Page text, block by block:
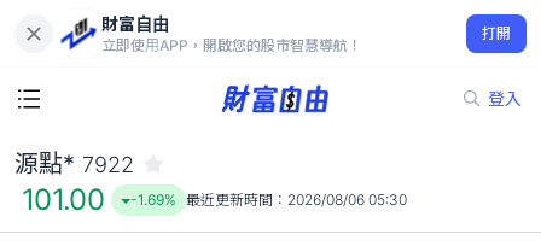
財富自由
立即使用APP，開啟您的股市智慧導航！
打開
登入
101.00
-1.69%
源點* 7922
101.00 -1.69% 最近更新時間： 2026/08/06 05:30